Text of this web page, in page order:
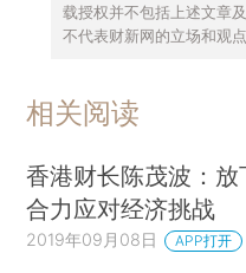
载授权并不包括上述文章
不代表财新网的立场和观点
相关阅读
香港财长陈茂波：放
合力应对经济挑战
2019年09月08日 APP打开